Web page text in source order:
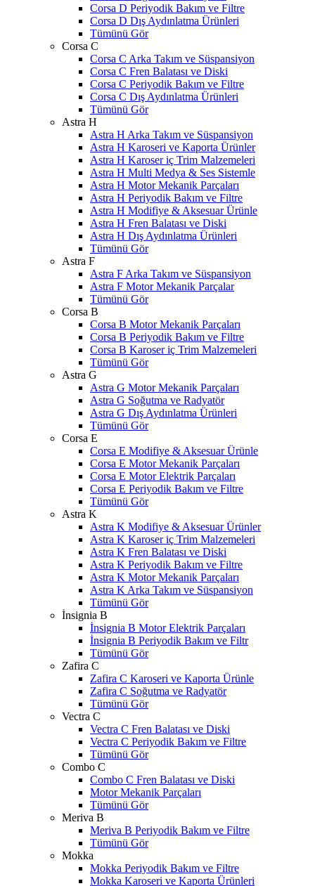
Corsa D Periyodik Bakım ve Filtre
Corsa D Dış Aydınlatma Ürünleri
Tümünü Gör
Corsa C
Corsa C Arka Takım ve Süspansiyon
Corsa C Fren Balatası ve Diski
Corsa C Periyodik Bakım ve Filtre
Corsa C Dış Aydınlatma Ürünleri
Tümünü Gör
Astra H
Astra H Arka Takım ve Süspansiyon
Astra H Karoseri ve Kaporta Ürünler
Astra H Karoser iç Trim Malzemeleri
Astra H Multi Medya & Ses Sistemle
Astra H Motor Mekanik Parçaları
Astra H Periyodik Bakım ve Filtre
Astra H Modifiye & Aksesuar Ürünle
Astra H Fren Balatası ve Diski
Astra H Dış Aydınlatma Ürünleri
Tümünü Gör
Astra F
Astra F Arka Takım ve Süspansiyon
Astra F Motor Mekanik Parçalar
Tümünü Gör
Corsa B
Corsa B Motor Mekanik Parçaları
Corsa B Periyodik Bakım ve Filtre
Corsa B Karoser iç Trim Malzemeleri
Tümünü Gör
Astra G
Astra G Motor Mekanik Parçaları
Astra G Soğutma ve Radyatör
Astra G Dış Aydınlatma Ürünleri
Tümünü Gör
Corsa E
Corsa E Modifiye & Aksesuar Ürünle
Corsa E Motor Mekanik Parçaları
Corsa E Motor Elektrik Parçaları
Corsa E Periyodik Bakım ve Filtre
Tümünü Gör
Astra K
Astra K Modifiye & Aksesuar Ürünler
Astra K Karoser iç Trim Malzemeleri
Astra K Fren Balatası ve Diski
Astra K Periyodik Bakım ve Filtre
Astra K Motor Mekanik Parçaları
Astra K Arka Takım ve Süspansiyon
Tümünü Gör
İnsignia B
İnsignia B Motor Elektrik Parçaları
İnsignia B Periyodik Bakım ve Filtr
Tümünü Gör
Zafira C
Zafira C Karoseri ve Kaporta Ürünle
Zafira C Soğutma ve Radyatör
Tümünü Gör
Vectra C
Vectra C Fren Balatası ve Diski
Vectra C Periyodik Bakım ve Filtre
Tümünü Gör
Combo C
Combo C Fren Balatası ve Diski
Motor Mekanik Parçaları
Tümünü Gör
Meriva B
Meriva B Periyodik Bakım ve Filtre
Tümünü Gör
Mokka
Mokka Periyodik Bakım ve Filtre
Mokka Karoseri ve Kaporta Ürünleri